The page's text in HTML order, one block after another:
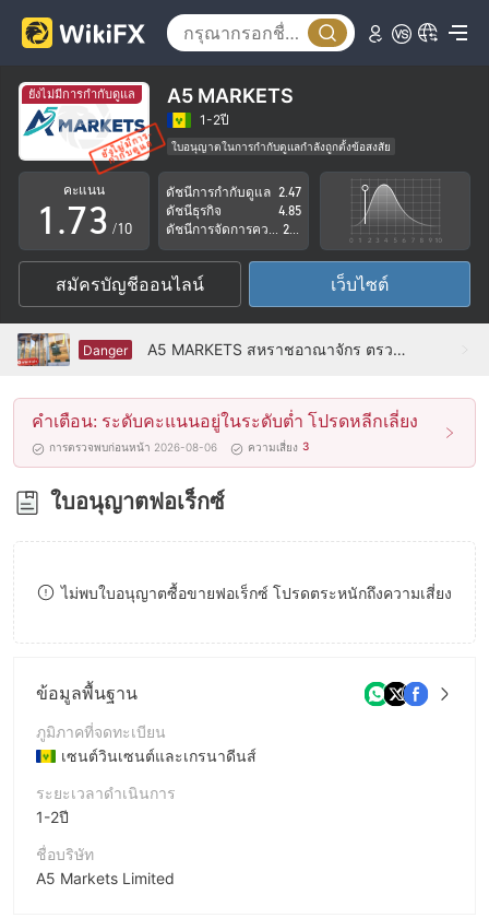
ยังไม่มีการกำกับดูแล A5 MARKETS
1-2ปี
ใบอนุญาตในการกำกับดูแลกำลังถูกตั้งข้อสงสัย
กลุ่มธุรกิจที่ต้องสงสัย
ระวังความเสี่ยงอันตรายที่อาจจะซ่อนอยู่
คะแนน
0
1
2
3
4
5
6
7
8
.
3
4
5
6
7
8
9
0
1
2
3
4
5
6
7
8
9
/10
ดัชนีการกำกับดูแล 2.47
ดัชนีธุรกิจ
4.85
สมัครบัญชีออนไลน์ เว็บไซต์
Danger A5 MARKETS สหราชอาณาจักร ตรวจสอบแล้ว: ไม่พบการมีอยู่ทางกายภาพ
คำเตือน: ระดับคะแนนอยู่ในระดับต่ำ โปรดหลีกเลี่ยง
การตรวจพบก่อนหน้า 2026-08-06 ความเสี่ยง 3
ใบอนุญาตฟอเร็กซ์
ไม่พบใบอนุญาตซื้อขายฟอเร็กซ์ โปรดตระหนักถึงความเสี่ยง
ข้อมูลพื้นฐาน
ภูมิภาคที่จดทะเบียน
เซนต์วินเซนต์และเกรนาดีนส์
ระยะเวลาดำเนินการ
1-2ปี
ชื่อบริษัท
A5 Markets Limited